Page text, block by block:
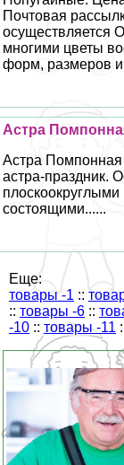
Почтовая
многими цветы
форм, размеров
Астра
Астра
астра-праздник.
состоящими......
Еще:
товары -1 ::
:: товары -6 ::
-10 :: товары -11